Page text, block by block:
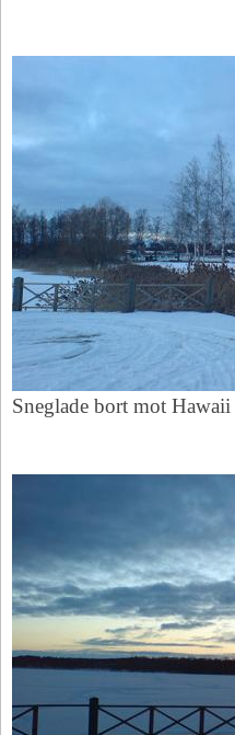
Sneglade bort mot